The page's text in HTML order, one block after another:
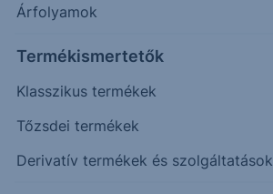
Árfolyamok
Termékismertetők
Klasszikus termékek
Tőzsdei termékek
Derivatív termékek és szolgáltatások